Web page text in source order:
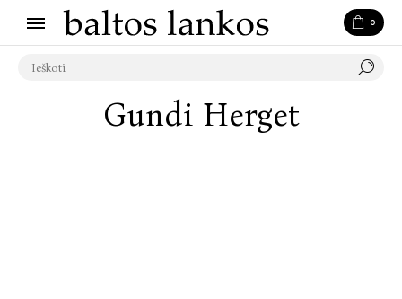
0
Gundi Herget